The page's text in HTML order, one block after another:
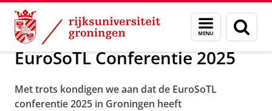
Skip
Content
Skip
Navigation
Menu
en
zoeken
Over ons EuroSoTL Conference 2025
EuroSoTL Conferentie 2025
Met trots kondigen we aan dat de EuroSoTL
conferentie 2025 in Groningen heeft